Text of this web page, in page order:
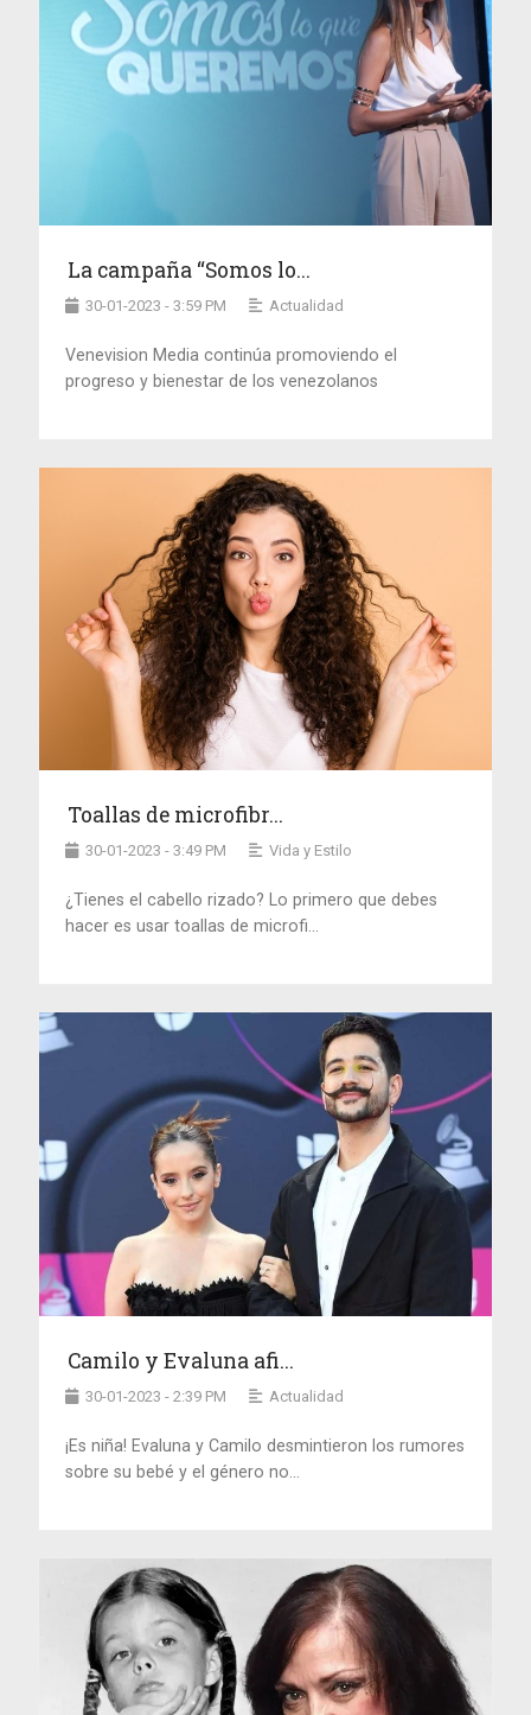
La campaña “Somos lo...
30-01-2023 - 3:59 PM Actualidad
Venevision Media continúa promoviendo el
progreso y bienestar de los venezolanos
Toallas de microfibr...
30-01-2023 - 3:49 PM Vida y Estilo
¿Tienes el cabello rizado? Lo primero que debes
hacer es usar toallas de microfi...
Camilo y Evaluna afi...
30-01-2023 - 2:39 PM Actualidad
¡Es niña! Evaluna y Camilo desmintieron los rumores
sobre su bebé y el género no...